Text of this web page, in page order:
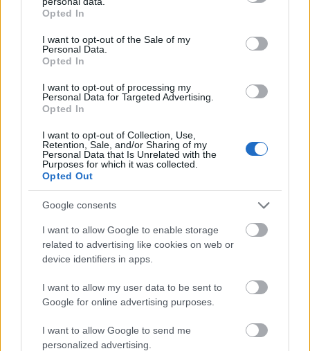
grant or deny consent to Google and its third-party tags to
use your data for below specified purposes in below Google
consent section.
Opted In
I want to opt-out of the Sale of my
Personal Data.
Opted In
I want to opt-out of processing my
Personal Data for Targeted Advertising.
Opted In
I want to opt-out of Collection, Use,
Retention, Sale, and/or Sharing of my
Personal Data that Is Unrelated with the
Purposes for which it was collected.
Opted Out
Google consents
I want to allow Google to enable storage
related to advertising like cookies on web or
device identifiers in apps.
I want to allow my user data to be sent to
Google for online advertising purposes.
I want to allow Google to send me
personalized advertising.
bidra till att bromsa tumörtillväxt i olika
Studier tyder på att Cordyceps sinensis kan påverka
hur cancerceller förökar sig. Dess aktiva föreningar
fungerar på olika sätt för att eventuellt stoppa
cancerns spridning. Även om dessa studier
mestadels är gjorda på djur, väcker resultaten
undersöka hur denna svamp påverkar tumörer är
ett viktigt område inom cancerforskningen.
Forskare arbetar med att förstå hur Cordyceps
sinensis skulle kunna användas vid
cancerbehandling. De betonar behovet av mänskliga
försök för att bekräfta dessa resultat. Detta är
avgörande för att säkerställa att Cordyceps kan vara
ett användbart behandlingsalternativ.
Cordyceps roll i hanteringen av
diabetes